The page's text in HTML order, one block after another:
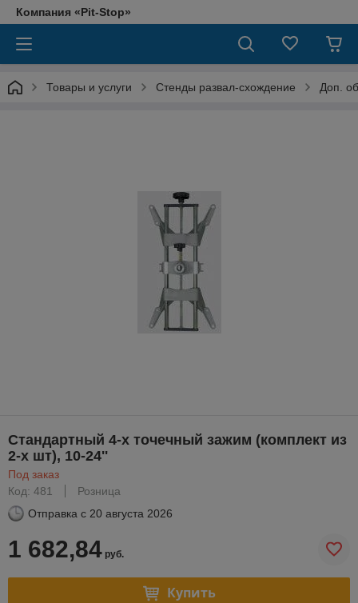
Компания «Pit-Stop»
Товары и услуги Стенды развал-схождение Доп.
Стандартный 4-х точечный зажим (комплект из
2-х шт), 10-24''
Под заказ
Код: 481
Розница
Отправка с 20 августа 2026
1 682,84 руб.
Купить